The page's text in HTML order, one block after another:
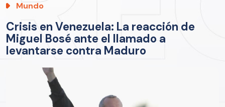
Mundo
Crisis en Venezuela: La reacción de
Miguel Bosé ante el llamado a
levantarse contra Maduro